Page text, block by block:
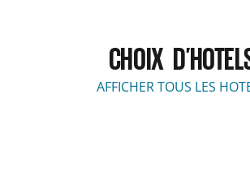
CHOIX
AFFICHER TOUS LES